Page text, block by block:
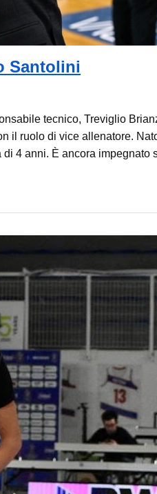
Santolini
tecnico, Treviglio
il ruolo di vice allenatore.
4 anni. È ancora impegnato